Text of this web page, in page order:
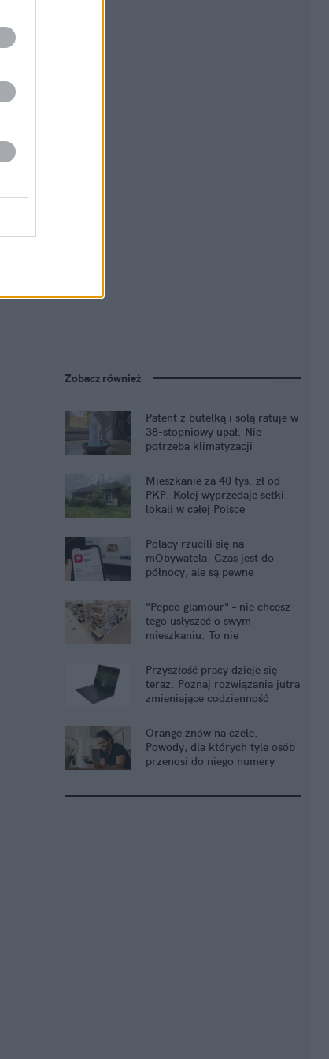
Zobacz również
Patent z butelką i solą ratuje w
38-stopniowy upał. Nie
potrzeba klimatyzacji
Mieszkanie za 40 tys. zł od
PKP. Kolej wyprzedaje setki
lokali w całej Polsce
Polacy rzucili się na
mObywatela. Czas jest do
północy, ale są pewne
"Pepco glamour" – nie chcesz
tego usłyszeć o swym
mieszkaniu. To nie
Przyszłość pracy dzieje się
teraz. Poznaj rozwiązania jutra
zmieniające codzienność
Orange znów na czele.
Powody, dla których tyle osób
przenosi do niego numery